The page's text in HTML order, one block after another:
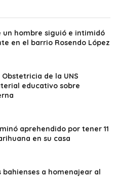
un hombre siguió e intimidó
en el barrio Rosendo López
de la UNS
educativo sobre
aprehendido por tener 11
en su casa
bahienses a homenajear al